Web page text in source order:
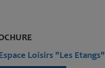
Loisirs "Les Etangs"